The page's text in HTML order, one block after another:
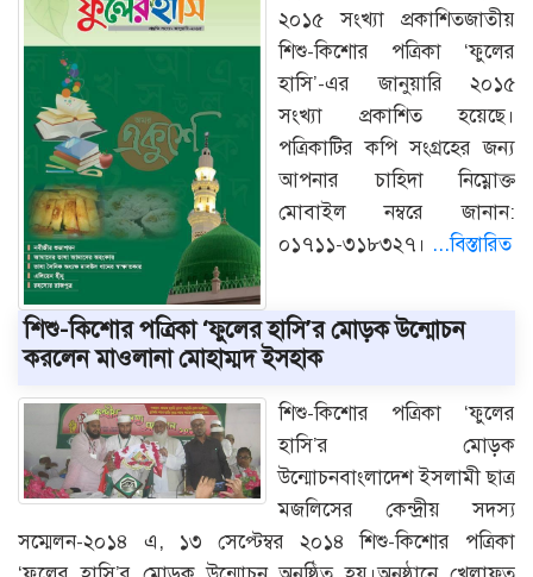
২০১৫ সংখ্যা প্রকাশিতজাতীয়
শিশু-কিশোর পত্রিকা ‘ফুলের
হাসি’-এর জানুয়ারি ২০১৫
সংখ্যা প্রকাশিত হয়েছে।
পত্রিকাটির কপি সংগ্রহের জন্য
আপনার চাহিদা নিম্নোক্ত
মোবাইল নম্বরে জানান:
০১৭১১-৩১৮৩২৭। ...বিস্তারিত
শিশু-কিশোর পত্রিকা ‘ফুলের হাসি’র মোড়ক উন্মোচন
করলেন মাওলানা মোহাম্মদ ইসহাক
শিশু-কিশোর পত্রিকা ‘ফুলের
হাসি’র মোড়ক
উন্মোচনবাংলাদেশ ইসলামী ছাত্র
মজলিসের কেন্দ্রীয় সদস্য
সম্মেলন-২০১৪ এ, ১৩ সেপ্টেম্বর ২০১৪ শিশু-কিশোর পত্রিকা